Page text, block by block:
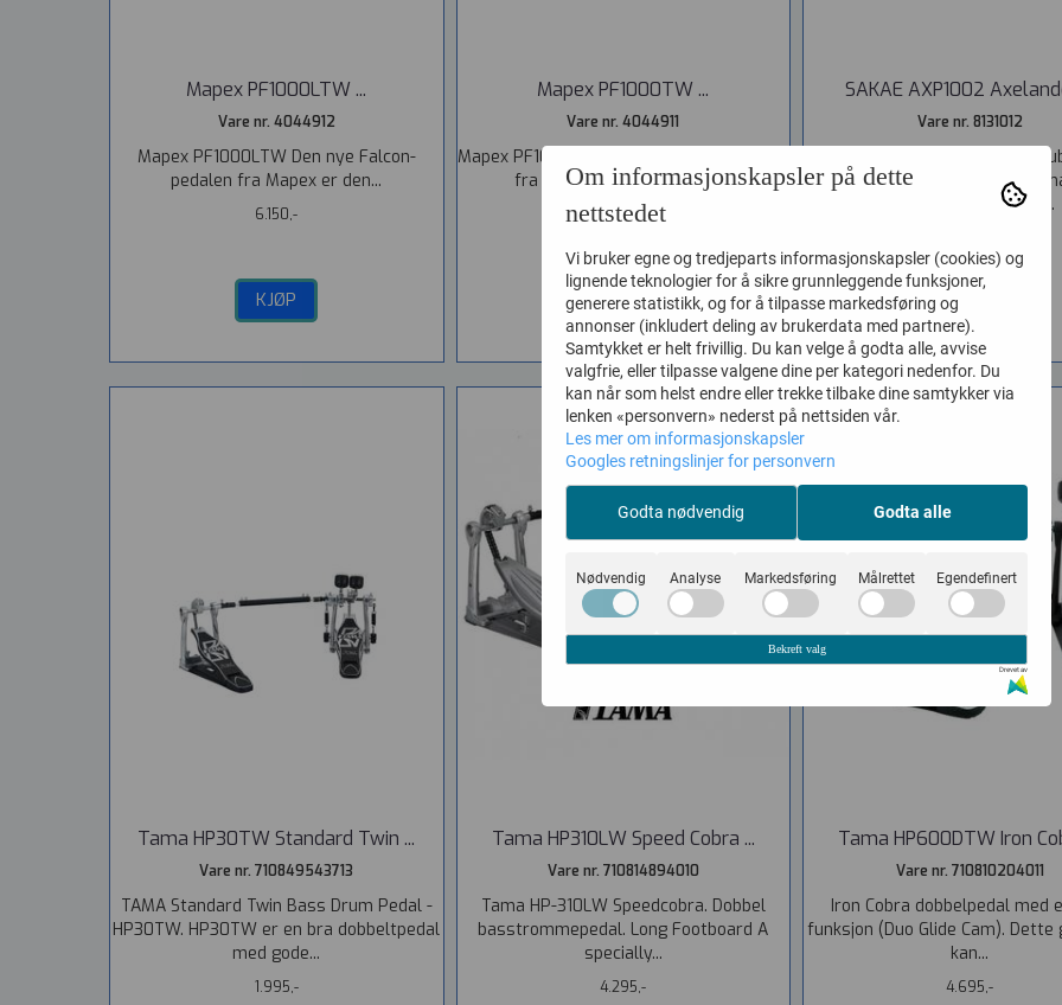
Mapex PF1000LTW ...
Vare nr. 4044912
Mapex PF1000LTW Den nye Falcon-
pedalen fra Mapex er den...
6.150,-
KJØP
Mapex PF1000TW ...
Vare nr. 4044911
Mapex PF1000TW Den nye Falcon-pedalen
fra Mapex er den mykeste...
6.150,-
KJØP
SAKAE AXP1002
Vare nr. 8131012
SAKAE AXP1002 Axelandor
Drum Pedal A high-
aluminum footboard...
KJØP
Tama HP30TW Standard Twin ...
Vare nr. 710849543713
TAMA Standard Twin Bass Drum Pedal -
HP30TW. HP30TW er en bra dobbeltpedal
med gode...
1.995,-
Tama HP310LW Speed Cobra ...
Vare nr. 710814894010
Tama HP-310LW Speedcobra. Dobbel
basstrommepedal. Long Footboard A
specially...
4.295,-
Tama HP600DTW Iron
Vare nr. 710810204011
Iron Cobra dobbelpedal med
funksjon (Duo Glide Cam). Dette
kan...
4.695,-
Om informasjonskapsler på dette
nettstedet
Vi bruker egne og tredjeparts informasjonskapsler (cookies) og
lignende teknologier for å sikre grunnleggende funksjoner,
generere statistikk, og for å tilpasse markedsføring og
annonser (inkludert deling av brukerdata med partnere).
Samtykket er helt frivillig. Du kan velge å godta alle, avvise
valgfrie, eller tilpasse valgene dine per kategori nedenfor. Du
kan når som helst endre eller trekke tilbake dine samtykker via
lenken «personvern» nederst på nettsiden vår.
Les mer om informasjonskapsler
Googles retningslinjer for personvern
Godta nødvendig Godta alle
Nødvendig Analyse Markedsføring Målrettet Egendefinert
Bekreft valg
Drevet av